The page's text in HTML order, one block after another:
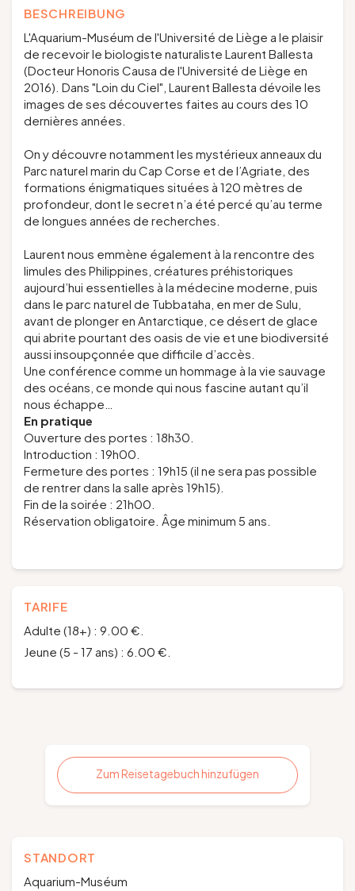
BESCHREIBUNG
L'Aquarium-Muséum de l'Université de Liège a le plaisir
de recevoir le biologiste naturaliste Laurent Ballesta
(Docteur Honoris Causa de l'Université de Liège en
2016). Dans "Loin du Ciel", Laurent Ballesta dévoile les
images de ses découvertes faites au cours des 10
dernières années.
On y découvre notamment les mystérieux anneaux du
Parc naturel marin du Cap Corse et de l’Agriate, des
formations énigmatiques situées à 120 mètres de
profondeur, dont le secret n’a été percé qu’au terme
de longues années de recherches.
Laurent nous emmène également à la rencontre des
limules des Philippines, créatures préhistoriques
aujourd’hui essentielles à la médecine moderne, puis
dans le parc naturel de Tubbataha, en mer de Sulu,
avant de plonger en Antarctique, ce désert de glace
qui abrite pourtant des oasis de vie et une biodiversité
aussi insoupçonnée que difficile d’accès.
Une conférence comme un hommage à la vie sauvage
des océans, ce monde qui nous fascine autant qu’il
nous échappe…
En pratique
Ouverture des portes : 18h30.
Introduction : 19h00.
Fermeture des portes : 19h15 (il ne sera pas possible
de rentrer dans la salle après 19h15).
Fin de la soirée : 21h00.
Réservation obligatoire. Âge minimum 5 ans.
TARIFE
Adulte (18+) : 9.00 €.
Jeune (5 - 17 ans) : 6.00 €.
Zum Reisetagebuch hinzufügen
STANDORT
Aquarium-Muséum